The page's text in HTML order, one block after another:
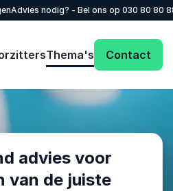
Advies nodig? - Bel ons op 030 80 80
Thema's Contact
advies voor
van de juiste